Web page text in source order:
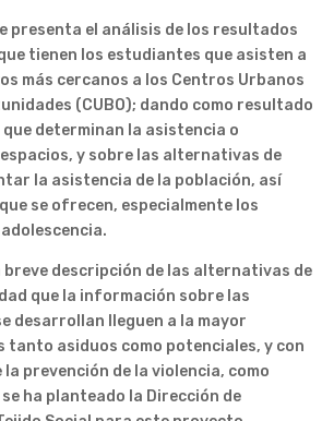
presenta el análisis de los resultados
tienen los estudiantes que asisten a
más cercanos a los Centros Urbanos
(CUBO); dando como resultado
determinan la asistencia o
y sobre las alternativas de
la asistencia de la población, así
se ofrecen, especialmente los
breve descripción de las alternativas de
que la información sobre las
desarrollan lleguen a la mayor
tanto asiduos como potenciales, y con
prevención de la violencia, como
ha planteado la Dirección de